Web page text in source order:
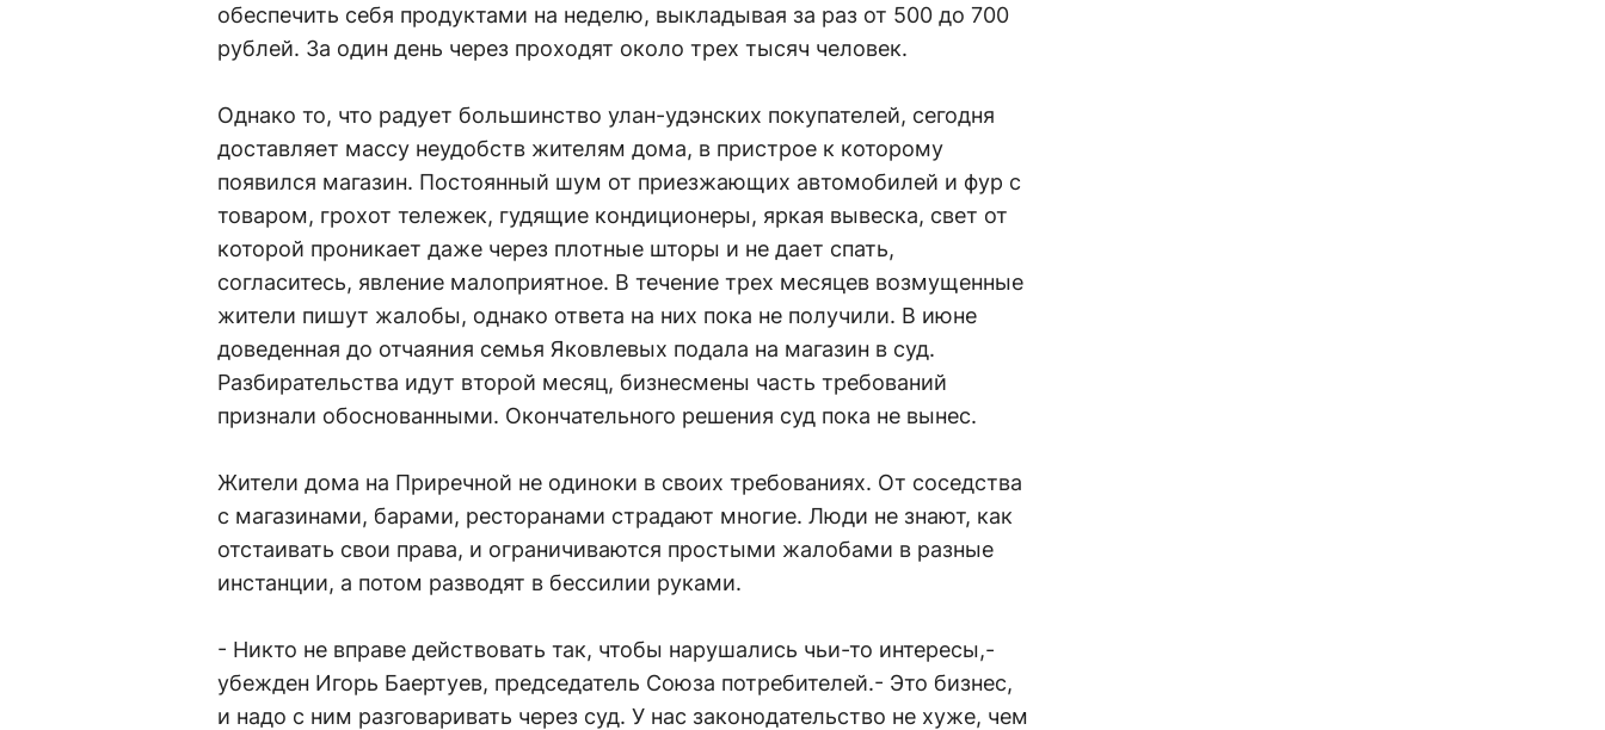
обеспечить себя продуктами на неделю, выкладывая за раз от 500 до 700
рублей. За один день через проходят около трех тысяч человек.
Однако то, что радует большинство улан-удэнских покупателей, сегодня
доставляет массу неудобств жителям дома, в пристрое к которому
появился магазин. Постоянный шум от приезжающих автомобилей и фур с
товаром, грохот тележек, гудящие кондиционеры, яркая вывеска, свет от
которой проникает даже через плотные шторы и не дает спать,
согласитесь, явление малоприятное. В течение трех месяцев возмущенные
жители пишут жалобы, однако ответа на них пока не получили. В июне
доведенная до отчаяния семья Яковлевых подала на магазин в суд.
Разбирательства идут второй месяц, бизнесмены часть требований
признали обоснованными. Окончательного решения суд пока не вынес.
Жители дома на Приречной не одиноки в своих требованиях. От соседства
с магазинами, барами, ресторанами страдают многие. Люди не знают, как
отстаивать свои права, и ограничиваются простыми жалобами в разные
инстанции, а потом разводят в бессилии руками.
- Никто не вправе действовать так, чтобы нарушались чьи-то интересы,-
убежден Игорь Баертуев, председатель Союза потребителей.- Это бизнес,
и надо с ним разговаривать через суд. У нас законодательство не хуже, чем